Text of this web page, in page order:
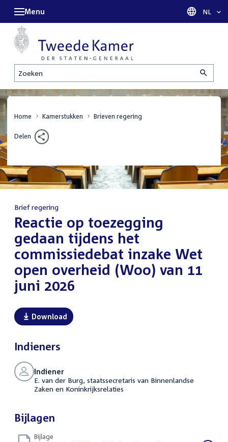
Zoeken
Menu Taal
NL
Home Kamerstukken Brieven regering
Delen
Brief regering
:Reactie op toezegging
gedaan tijdens het
commissiedebat inzake Wet
open overheid (Woo) van 11
juni 2026
Download
Indieners
Indiener
E. van der Burg, staatssecretaris van Binnenlandse
Zaken en Koninkrijksrelaties
Bijlagen
Bijlage